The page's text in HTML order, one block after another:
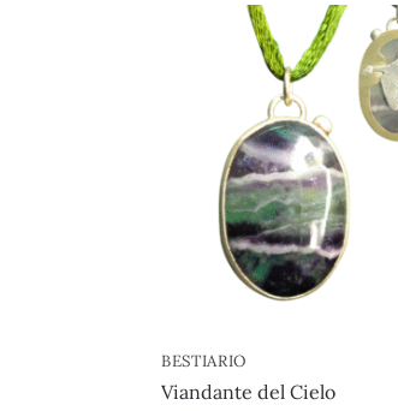
BESTIARIO
Viandante del Cielo